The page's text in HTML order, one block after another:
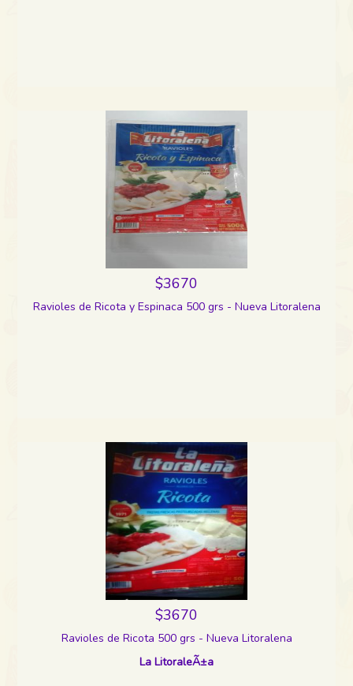
$3670
Ravioles de Ricota y Espinaca 500 grs - Nueva Litoralena
$3670
Ravioles de Ricota 500 grs - Nueva Litoralena
La LitoraleÃ±a